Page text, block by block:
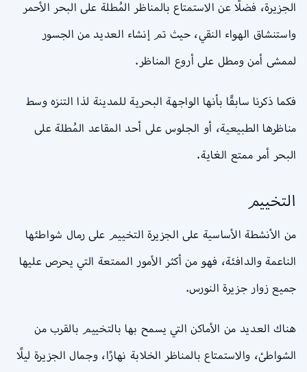
الجزيرة، فضلًا عن الاستمتاع بالمناظر المُطلة على البحر الأحمر
واستنشاق الهواء النقي، حيث تم إنشاء العديد من الجسور
لممشى أمن ومطل على أروع المناظر.
فكما ذكرنا سابقًا بأنها الواجهة البحرية للمدينة لذا التنزه وسط
مناظرها الطبيعية، أو الجلوس على أحد المقاعد المُطلة على
البحر أمر ممتع الغاية.
التخييم
من الأنشطة الأساسية على الجزيرة التخييم على رمال شواطئها
الناعمة والدافئة، فهو من أكثر الأمور الممتعة التي يحرص عليها
جميع زوار جزيرة النورس.
هناك العديد من الأماكن التي يسمح بها بالتخييم بالقرب من
الشواطئ، والاستمتاع بالمناظر الخلابة نهارًا، وجمال الجزيرة ليلًا